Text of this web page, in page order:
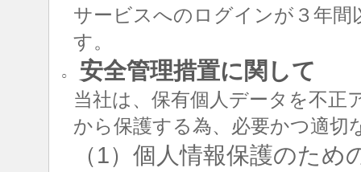
サービスへのログインが３年間
す。
○ 安全管理措置に関して
当社は、保有個人データを不正
から保護する為、必要かつ適切
（1）個人情報保護のた